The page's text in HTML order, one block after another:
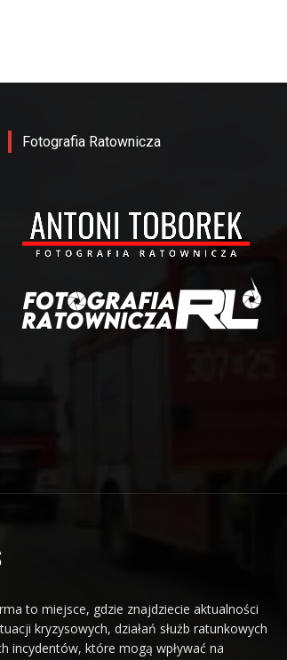
Fotografia Ratownicza
to miejsce, gdzie znajdziecie aktualności
kryzysowych, działań służb ratunkowych
incydentów, które mogą wpływać na